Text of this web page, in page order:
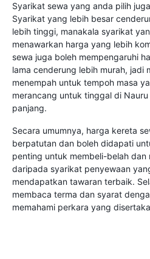
Syarikat sewa yang anda pilih
Syarikat yang lebih besar
lebih tinggi, manakala syarikat
menawarkan harga yang lebih
sewa juga boleh mempengaruhi
lama cenderung lebih murah, jadi
menempah untuk tempoh masa
merancang untuk tinggal di
panjang.
Secara umumnya, harga kereta
berpatutan dan boleh didapati
penting untuk membeli-belah dan
daripada syarikat penyewaan
mendapatkan tawaran terbaik.
membaca terma dan syarat
memahami perkara yang